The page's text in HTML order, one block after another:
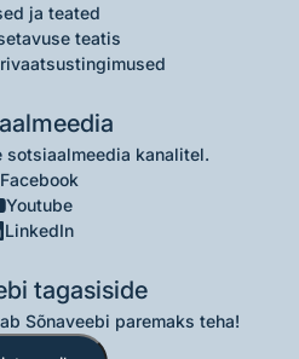
ja teated
teatis
sotsiaalmeedia kanalitel.
Facebook
Youtube
LinkedIn
tagasiside
Sõnaveebi paremaks teha!